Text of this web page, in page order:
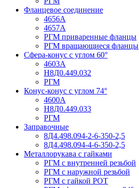
Фланцевое соединение
4656А
4657А
РГМ приваренные фланцы
РГМ вращающиеся фланцы
Сфера-конус с углом 60°
4603А
Н8Д0.449.032
РГМ
Конус-конус с углом 74°
4600А
Н8Д0.449.033
РГМ
Заправочные
8Д4.498.094-2-6-350-2,5
8Д4.498.094-4-6-350-2,5
Металлорукава с гайками
РГМ с внутренней резьбой
РГМ с наружной резьбой
РГМ с гайкой РОТ